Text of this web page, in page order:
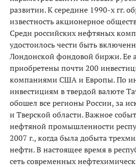
развитии. К середине 1990-х гг.
известность акционерное
Среди российских нефтяных
удостоилось чести быть
Лондонской фондовой биржи. Ее
приобретены почти 200
компаниями США и Европы. По
инвестициям в твердой валюте
обошел все регионы России, за
и Тверской области. Важное
нефтяной промышленности
2007 г., когда была добыта
нефти. В настоящее время в
сеть современных